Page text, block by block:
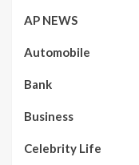
AP NEWS
Automobile
Bank
Business
Celebrity Life